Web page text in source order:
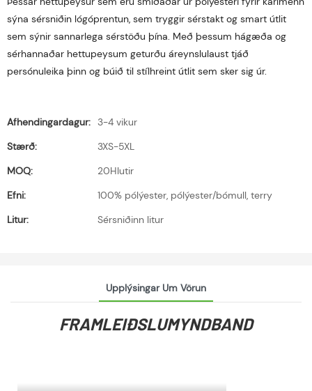
sýna sérsniðin lógóprentun, sem tryggir sérstakt og smart útlit
sem sýnir sannarlega sérstöðu þína. Með þessum hágæða og
sérhannaðar hettupeysum geturðu áreynslulaust tjáð
persónuleika þinn og búið til stílhreint útlit sem sker sig úr.
Afhendingardagur: 3-4 vikur
Stærð:
3XS-5XL
MOQ:
20Hlutir
Efni:
100% pólýester, pólýester/bómull, terry
Litur:
Sérsniðinn litur
Upplýsingar Um Vörun
FRAMLEIÐSLUMYNDBAND